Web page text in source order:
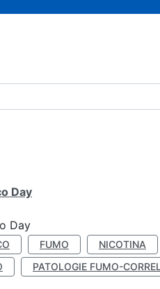
Day
Day
FUMO NICOTINA
PATOLOGIE FUMO-